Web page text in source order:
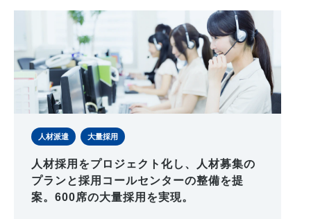
人材派遣 大量採用
人材採用をプロジェクト化し、人材募集の
プランと採用コールセンターの整備を提
案。600席の大量採用を実現。